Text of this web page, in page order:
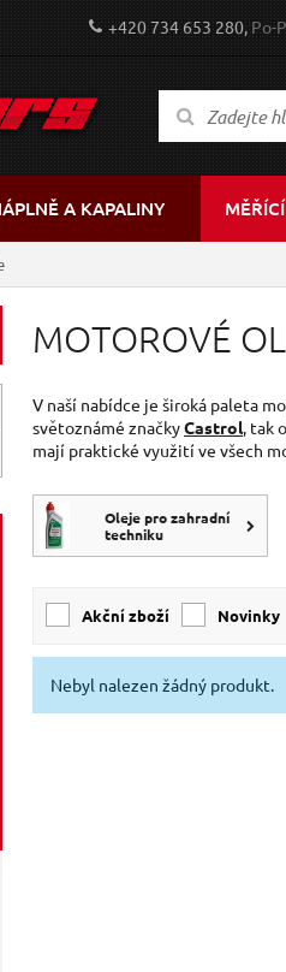
+420 734 653 280,Po-
A KAPALINY
MOTOROVÉ
V naší nabídce je široká paleta
světoznámé značkyCastrol, tak
mají praktické využití ve všech
Oleje pro zahradní
techniku
Akční zboží Novinky
Nebyl nalezen žádný produkt.